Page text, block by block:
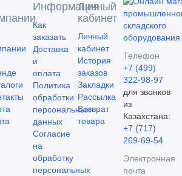
Информация
Как
заказать
Доставка
и
оплата
Политика
обработки
персональных
данных
Согласие
на
обработку
персональных
Личный
кабинет
Личный
кабинет
История
заказов
Закладки
Рассылка
Возврат
товара
Телефон
+7 (499)
322-98-97
для звонков
из
Казахстана:
+7 (717)
269-69-54
Электронная
почта